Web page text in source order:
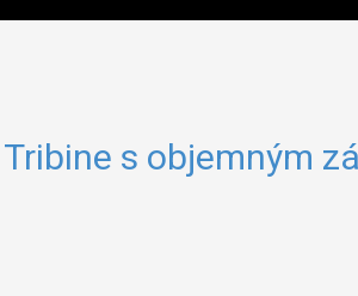
s objemným